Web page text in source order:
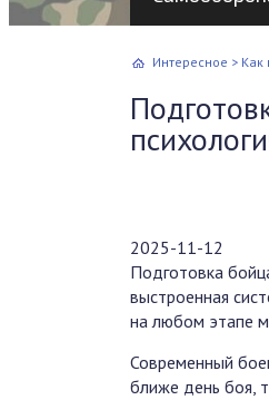
Интересное > Как
2025-11-12
Подготовка
выстроенная
на любом этапе
Современный
ближе день боя,